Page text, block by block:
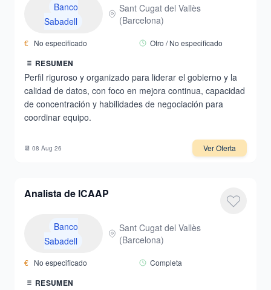
Banco
Sabadell
Sant Cugat del Vallès
(Barcelona)
€ No especificado Otro / No especificado
RESUMEN
Perfil riguroso y organizado para liderar el gobierno y la
calidad de datos, con foco en mejora continua, capacidad
de concentración y habilidades de negociación para
coordinar equipo.
📆 08 Aug 26 Ver Oferta
Analista de ICAAP
Banco
Sabadell
Sant Cugat del Vallès
(Barcelona)
€ No especificado Completa
RESUMEN